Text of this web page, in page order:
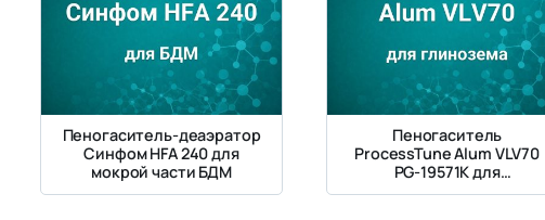
Пеногаситель-деаэратор
Синфом HFA 240 для
мокрой части БДМ
Пеногаситель
ProcessTune Alum VLV70
PG-19571K для
производства глинозема